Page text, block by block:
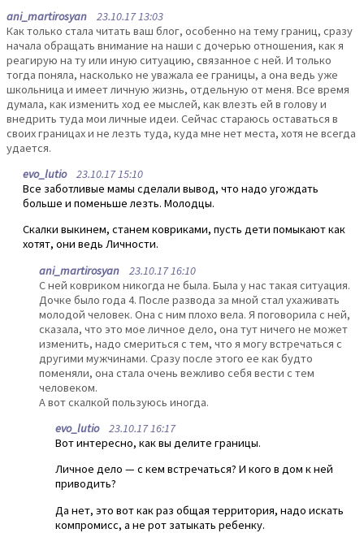
ani_martirosyan 23.10.17 13:03
Как только стала читать ваш блог, особенно на тему границ, сразу
начала обращать внимание на наши с дочерью отношения, как я
реагирую на ту или иную ситуацию, связанное с ней. И только
тогда поняла, насколько не уважала ее границы, а она ведь уже
школьница и имеет личную жизнь, отдельную от меня. Все время
думала, как изменить ход ее мыслей, как влезть ей в голову и
внедрить туда мои личные идеи. Сейчас стараюсь оставаться в
своих границах и не лезть туда, куда мне нет места, хотя не всегда
удается.
evo_lutio23.10.17 15:10
Все заботливые мамы сделали вывод, что надо угождать
больше и поменьше лезть. Молодцы.
Скалки выкинем, станем ковриками, пусть дети помыкают как
хотят, они ведь Личности.
ani_martirosyan 23.10.17 16:10
С ней ковриком никогда не была. Была у нас такая ситуация.
Дочке было года 4. После развода за мной стал ухаживать
молодой человек. Она с ним плохо вела. Я поговорила с ней,
сказала, что это мое личное дело, она тут ничего не может
изменить, надо смериться с тем, что я могу встречаться с
другими мужчинами. Сразу после этого ее как будто
поменяли, она стала очень вежливо себя вести с тем
человеком.
А вот скалкой пользуюсь иногда.
evo_lutio23.10.17 16:17
Вот интересно, как вы делите границы.
Личное дело — с кем встречаться? И кого в дом к ней
приводить?
Да нет, это вот как раз общая территория, надо искать
компромисс, а не рот затыкать ребенку.